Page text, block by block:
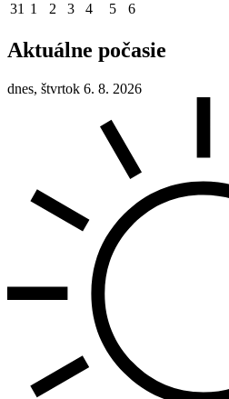
31 1 2 3 4 5 6
Aktuálne počasie
dnes, štvrtok 6. 8. 2026